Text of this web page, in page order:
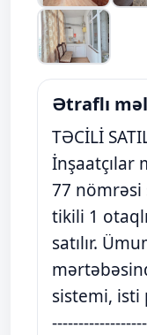
Ətraflı
TƏCİLİ
İnşaatçılar
77 nömrəsi
tikili 1
satılır.
sistemi, isti